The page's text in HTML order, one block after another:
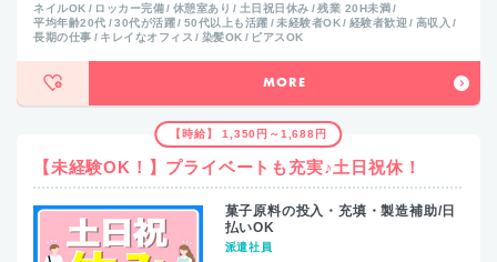
ネイルOK ロッカー完備 休憩室あり 土日祝日休み
残業 20H未満
平均年齢20代
30代が活躍 50代以上も活躍 未経験者OK 経験者歓迎
高収入
長期の仕事
キレイなオフィス 染髪OK ピアスOK
MORE
【時給】 1,350円～1,688円
【未経験OK！】プライベートも充実♪土日祝休！
菓子原料の投入・充填・製造補助/日
払いOK
派遣社員